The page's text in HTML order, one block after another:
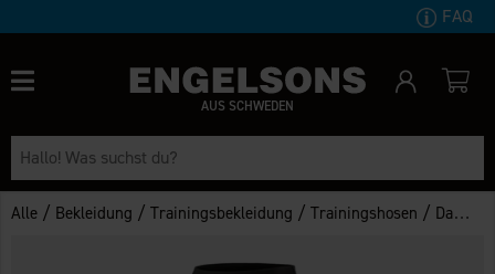
FAQ
AUS SCHWEDEN
Alle / Bekleidung /Trainingsbekleidung /Trainingshosen / Damen Outdoorleggings